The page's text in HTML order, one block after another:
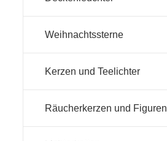
Weihnachtssterne
Kerzen und Teelichter
Räucherkerzen und Figuren